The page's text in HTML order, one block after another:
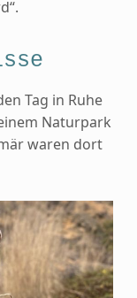
Tag in Ruhe
Naturpark
waren dort